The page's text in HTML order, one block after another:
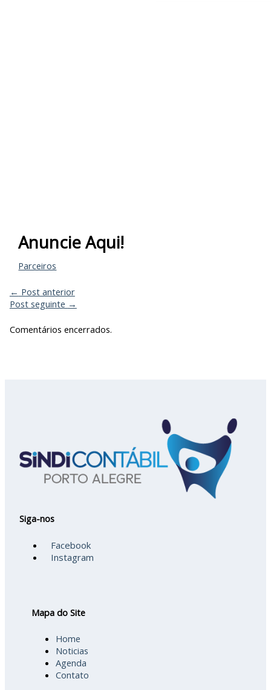
Anuncie Aqui!
Parceiros
← Post anterior
Post seguinte →
Comentários encerrados.
Siga-nos
Facebook
Instagram
Mapa do Site
Home
Noticias
Agenda
Contato